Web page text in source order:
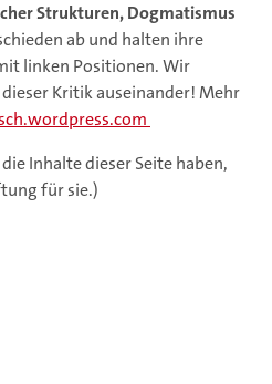
Strukturen, Dogmatismus
ab und halten ihre
linken Positionen. Wir
Kritik auseinander! Mehr
Inhalte dieser Seite haben,
für sie.)